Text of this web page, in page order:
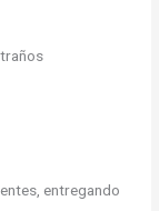
entregando